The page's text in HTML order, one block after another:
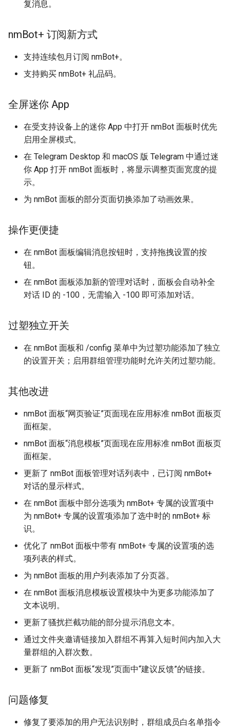
复消息。
nmBot+ 订阅新方式
支持连续包月订阅 nmBot+。
支持购买 nmBot+ 礼品码。
全屏迷你 App
在受支持设备上的迷你 App 中打开 nmBot 面板时优先
启用全屏模式。
在 Telegram Desktop 和 macOS 版 Telegram 中通过迷
你 App 打开 nmBot 面板时，将显示调整页面宽度的提
示。
为 nmBot 面板的部分页面切换添加了动画效果。
操作更便捷
在 nmBot 面板编辑消息按钮时，支持拖拽设置的按
钮。
在 nmBot 面板添加新的管理对话时，面板会自动补全
对话 ID 的 -100，无需输入 -100 即可添加对话。
过塑独立开关
在 nmBot 面板和 /config 菜单中为过塑功能添加了独立
的设置开关；启用群组管理功能时允许关闭过塑功能。
其他改进
nmBot 面板“网页验证”页面现在应用标准 nmBot 面板页
面框架。
nmBot 面板“消息模板”页面现在应用标准 nmBot 面板页
面框架。
更新了 nmBot 面板管理对话列表中，已订阅 nmBot+
对话的显示样式。
在 nmBot 面板中部分选项为 nmBot+ 专属的设置项中
为 nmBot+ 专属的设置项添加了选中时的 nmBot+ 标
识。
优化了 nmBot 面板中带有 nmBot+ 专属的设置项的选
项列表的样式。
为 nmBot 面板的用户列表添加了分页器。
在 nmBot 面板消息模板设置模块中为更多功能添加了
文本说明。
更新了骚扰拦截功能的部分提示消息文本。
通过文件夹邀请链接加入群组不再算入短时间内加入大
量群组的入群次数。
更新了 nmBot 面板“发现”页面中“建议反馈”的链接。
问题修复
修复了要添加的用户无法识别时，群组成员白名单指令